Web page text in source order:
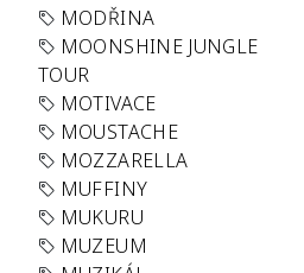
MODŘINA
MOONSHINE JUNGLE
TOUR
MOTIVACE
MOUSTACHE
MOZZARELLA
MUFFINY
MUKURU
MUZEUM